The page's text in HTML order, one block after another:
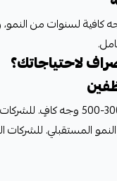
لاحتياجاتك؟